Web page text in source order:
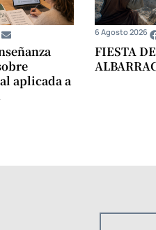
aplicada a
FIESTA
6 Agosto 2026